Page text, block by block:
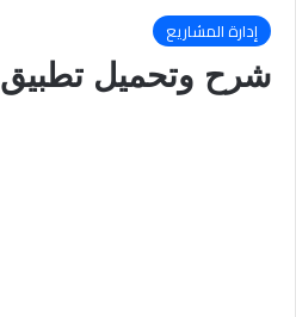
إدارة المشاريع
شرح وتحميل تطبيق Trello